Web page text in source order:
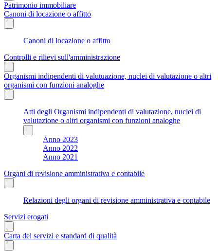
Patrimonio immobiliare
Canoni di locazione o affitto
Canoni di locazione o affitto
Controlli e rilievi sull'amministrazione
Organismi indipendenti di valutuazione, nuclei di valutazione o altri
organismi con funzioni analoghe
Atti degli Organismi indipendenti di valutazione, nuclei di
valutazione o altri organismi con funzioni analoghe
Anno 2023
Anno 2022
Anno 2021
Organi di revisione amministrativa e contabile
Relazioni degli organi di revisione amministrativa e contabile
Servizi erogati
Carta dei servizi e standard di qualità